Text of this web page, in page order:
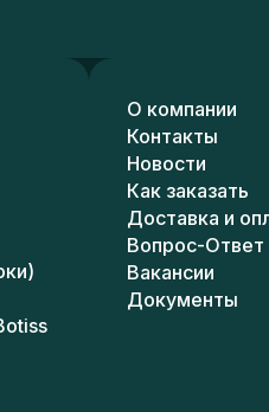
О компании
Контакты
Новости
Как заказать
Доставка и
Вопрос-Ответ
Вакансии
Документы